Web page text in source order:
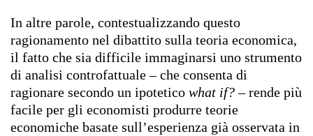
In altre parole, contestualizzando questo
ragionamento nel dibattito sulla teoria economica,
il fatto che sia difficile immaginarsi uno strumento
di analisi controfattuale – che consenta di
ragionare secondo un ipotetico what if? –rende più
facile per gli economisti produrre teorie
economiche basate sull’esperienza già osservata in